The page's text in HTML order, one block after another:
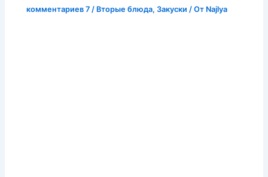
комментариев 7 / Вторые блюда,Закуски / От Najlya